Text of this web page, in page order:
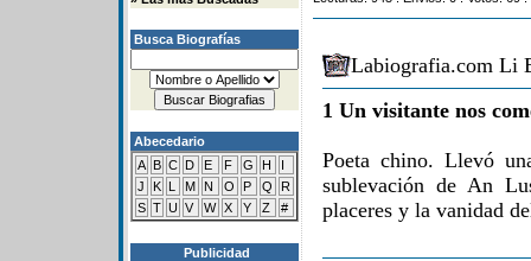
Busca Biografías
Abecedario
A B C D E F G H
I
J
K L M N O P Q
R
S T U V W X Y Z #
Publicidad
Labiografia.com Li
1 Un visitante nos
Poeta chino. Llevó
sublevación de An
placeres y la vanidad